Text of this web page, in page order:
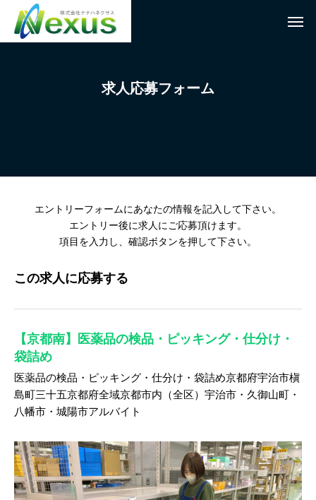
求人応募フォーム
エントリーフォームにあなたの情報を記入して下さい。
エントリー後に求人にご応募頂けます。
項目を入力し、確認ボタンを押して下さい。
この求人に応募する
【京都南】医薬品の検品・ピッキング・仕分け・
袋詰め
医薬品の検品・ピッキング・仕分け・袋詰め京都府宇治市槇
島町三十五京都府全域京都市内（全区）宇治市・久御山町・
八幡市・城陽市アルバイト